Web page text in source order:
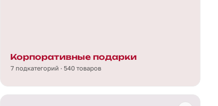
Корпоративные подарки
7 подкатегорий · 540 товаров